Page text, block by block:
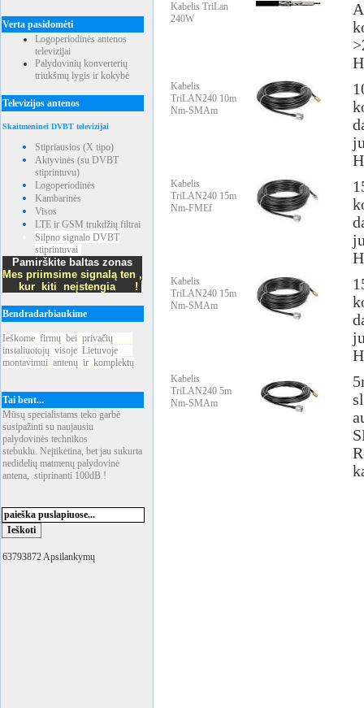
Verta pasidomėti
Logoperiodinės antenos
televizijai
Palydovinių konverterių
triukšmų lygis ir kokybė
Televizijos antenos
Skaitmeninei DVBT televizijai
Stipriausios (X tipo)
Aktyvinės (su DVBT
stiprintuvu)
Logoperiodinės
Kambarinės
Visos
LTE ir GSM trukdžių filtrai
Silpno signalo DVBT
stiprintuvai
Pamirškite baltas zonas
Mes priimsime signalą ten ,
kur kiti neįstengia !
Bendradarbiaukime
Ieškome firmų bei privačių
instaliuotojų visoje Lietuvoje
montavimui antenų ir komplektų
Tai bent...
Mūsų specialistams teko garbė
susipažinti su naujausiu
palydovinės technikos
stebuklu. Neįtikėtina, bet jau sukurta
nedidelių matmenų palydovinė
antena, stiprinanti 100dB !
63793872 Apsilankymų
Kabelis TriLan
240W
Kabelis
TriLAN240 10m
Nm-SMAm
Kabelis
TriLAN240 15m
Nm-FMEf
Kabelis
TriLAN240 15m
Nm-SMAm
Kabelis
TriLAN240 5m
Nm-SMAm